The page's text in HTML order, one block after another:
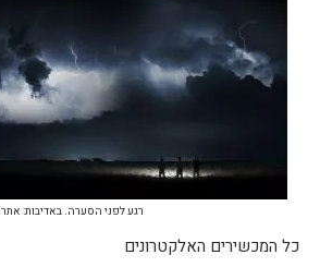
רגע לפני הסערה. באדיבות: אתר pixabay
כל המכשירים האלקטרונים